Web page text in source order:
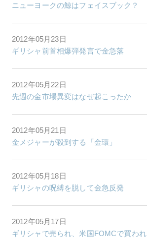
ニューヨークの鯨はフェイスブック？
2012年05月23日
ギリシャ前首相爆弾発言で金急落
2012年05月22日
先週の金市場異変はなぜ起こったか
2012年05月21日
金メジャーが殺到する「金環」
2012年05月18日
ギリシャの呪縛を脱して金急反発
2012年05月17日
ギリシャで売られ、米国FOMCで買われ